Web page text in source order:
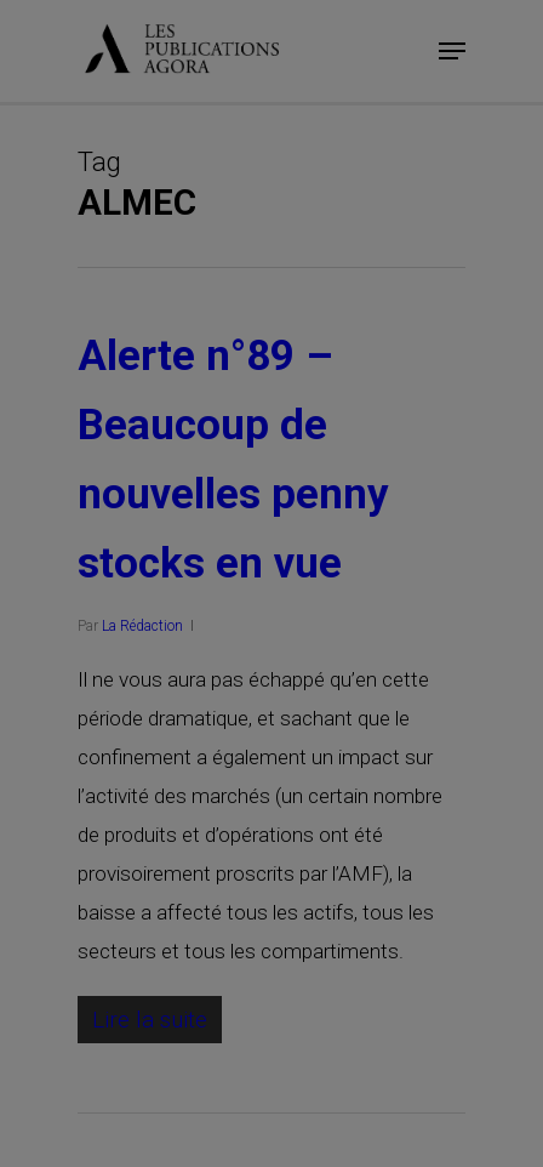
Menu
Tag
ALMEC
Alerte n°89 –
Beaucoup de
nouvelles penny
stocks en vue
Par La Rédaction
Il ne vous aura pas échappé qu’en cette
période dramatique, et sachant que le
confinement a également un impact sur
l’activité des marchés (un certain nombre
de produits et d’opérations ont été
provisoirement proscrits par l’AMF), la
baisse a affecté tous les actifs, tous les
secteurs et tous les compartiments.
Lire la suite